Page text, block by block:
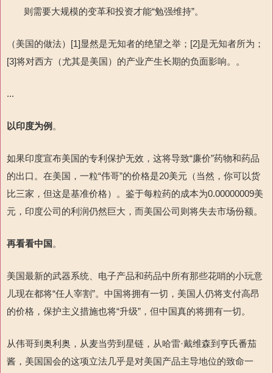
则需要大规模的变革和投资才能“勉强维持”。
（美国的做法）[1]显然是无知者的绝望之举；[2]是无知者所为；
[3]将对西方（尤其是美国）的产业产生长期的负面影响。。
...
以印度为例 。
如果印度宣布美国的专利保护无效，这将导致“廉价”药物和药品
的出口。在美国，一粒“伟哥”的价格是20美元（当然，你可以货
比三家，但这是基准价格）。鉴于每粒药的成本为0.00000009美
元，印度公司的利润仍然巨大，而美国公司则将失去市场份额。
再看看中国 。
美国最新的武器系统、电子产品和药品中所有那些花哨的小玩意
儿现在都将“任人宰割”。中国将拥有一切，美国人仍将支付高昂
的价格，保护主义措施也将“升级”，但中国真的将拥有一切。
从伟哥到奥利奥，从麦当劳到星链，从哈雷·戴维森到亨氏番茄
酱，美国国会的这项立法几乎是对美国产品主导地位的致命一